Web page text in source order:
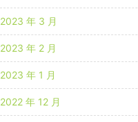
2023 年 3 月
2023 年 2 月
2023 年 1 月
2022 年 12 月